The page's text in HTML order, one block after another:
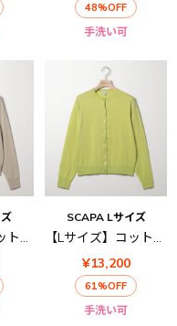
48%OFF
手洗い可
【Lサイズ】コットンハイゲージカーディガンニット
SCAPA Lサイズ
【Lサイズ】コットンハイゲージカーディガンニット
¥13,200
61%OFF
手洗い可